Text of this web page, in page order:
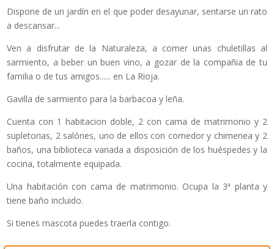
Dispone de un jardín en el que poder desayunar, sentarse un rato
a descansar...
Ven a disfrutar de la Naturaleza, a comer unas chuletillas al
sarmiento, a beber un buen vino, a gozar de la compañia de tu
familia o de tus amigos...... en La Rioja.
Gavilla de sarmiento para la barbacoa y leña.
Cuenta con 1 habitacion doble, 2 con cama de matrimonio y 2
supletorias, 2 salónes, uno de ellos con comedor y chimenea y 2
baños, una biblioteca variada a disposición de los huéspedes y la
cocina, totalmente equipada.
Una habitación con cama de matrimonio. Ocupa la 3ª planta y
tiene baño incluido.
Si tienes mascota puedes traerla contigo.